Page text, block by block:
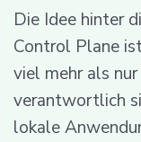
Die Idee hinter
Control Plane
viel mehr als
verantwortlich
lokale